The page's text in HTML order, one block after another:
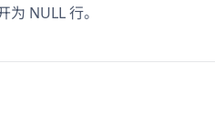
NULL 行。